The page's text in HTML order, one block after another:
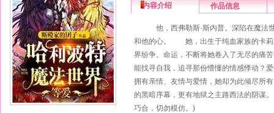
内容介绍 作品信息
他，西弗勒斯·斯内普。深陷在魔法
和他的心。 她，出生于纯血家族的卡莉
界纷争。命运，不断将她卷入了无尽的
能找寻自我，追寻那份懵懂的情感悸动？
拥有亲情、友情与爱情，她却为此倾尽所
的黑暗序幕，更有地狱之主路西法的阴谋
巧合，切勿模仿。)